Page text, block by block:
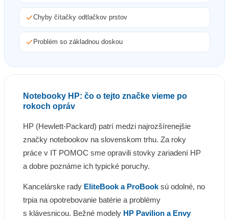
Chyby čítačky odtlačkov prstov
Problém so základnou doskou
Notebooky HP: čo o tejto značke vieme po
rokoch opráv
HP (Hewlett-Packard) patrí medzi najrozšírenejšie
značky notebookov na slovenskom trhu. Za roky
práce v IT POMOC sme opravili stovky zariadení HP
a dobre poznáme ich typické poruchy.
Kancelárske rady EliteBook a ProBook sú odolné, no
trpia na opotrebovanie batérie a problémy
s klávesnicou. Bežné modely HP Pavilion a Envy